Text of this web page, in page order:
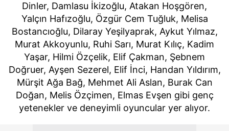
Dinler, Damlasu İkizoğlu, Atakan Hoşgören,
Yalçın Hafızoğlu, Özgür Cem Tuğluk, Melisa
Bostancıoğlu, Dilaray Yeşilyaprak, Aykut Yılmaz,
Murat Akkoyunlu, Ruhi Sarı, Murat Kılıç, Kadim
Yaşar, Hilmi Özçelik, Elif Çakman, Şebnem
Doğruer, Ayşen Sezerel, Elif İnci, Handan Yıldırım,
Mürşit Ağa Bağ, Mehmet Ali Aslan, Burak Can
Doğan, Melis Özçimen, Elmas Evşen gibi genç
yetenekler ve deneyimli oyuncular yer alıyor.